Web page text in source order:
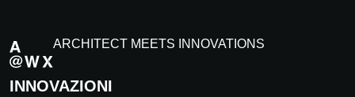
ARCHITECT MEETS INNOVATIONS
INNOVAZIONI